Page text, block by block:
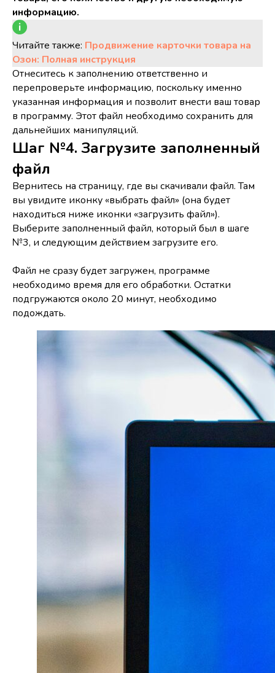
информацию.
Читайте также: Продвижение карточки товара на
Озон: Полная инструкция
Отнеситесь к заполнению ответственно и
перепроверьте информацию, поскольку именно
указанная информация и позволит внести ваш товар
в программу. Этот файл необходимо сохранить для
дальнейших манипуляций.
Шаг №4. Загрузите заполненный
файл
Вернитесь на страницу, где вы скачивали файл. Там
вы увидите иконку «выбрать файл» (она будет
находиться ниже иконки «загрузить файл»).
Выберите заполненный файл, который был в шаге
№3, и следующим действием загрузите его.
Файл не сразу будет загружен, программе
необходимо время для его обработки. Остатки
подгружаются около 20 минут, необходимо
подождать.